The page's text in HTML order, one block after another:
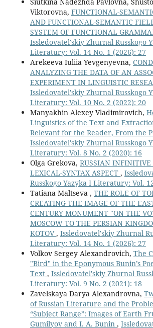
Viktorovna, FUNCTIONAL-
AND FUNCTIONAL-SEMANTIC
SYSTEM OF FUNCTIONAL
Issledovatel'skiy Zhurnal Russkogo
Literatury: Vol. 14 No. 1 (2026): 27
Arekeeva Iuliia Yevgenyevna,
ANALYZING THE DATA OF AN
EXPERIMENT IN LINGUISTIC
Issledovatel'skiy Zhurnal Russkogo
Literatury: Vol. 10 No. 2 (2022): 20
Manyakhin Alexey Vladimirovich,
Linguistics of the Text and
Relevant for the Reader, From the
Issledovatel'skiy Zhurnal Russkogo
Literatury: Vol. 8 No. 2 (2020): 16
Olga Grekova, RUSSIAN INFINITIVE
LEXICAL-SYNTAX ASPECT ,
Russkogo Yazyka I Literatury: Vol.
Tatiana Maltseva , THE ROLE OF
CREATING THE IMAGE OF THE
CENTURY MONUMENT "ON THE
MOSCOW TO THE PERSIAN
KOTOV, Issledovatel'skiy Zhurnal
Literatury: Vol. 14 No. 1 (2026): 27
Volkov Sergey Alexandrovich, The
"Bird" in the Eponymous Bunin’s
Text , Issledovatel'skiy Zhurnal
Literatury: Vol. 9 No. 2 (2021): 18
Zavelskaya Darya Alexandrovna,
of Russian Literature and the
“Subject Range”: Images of Earth
Gumilyov and I. A. Bunin ,